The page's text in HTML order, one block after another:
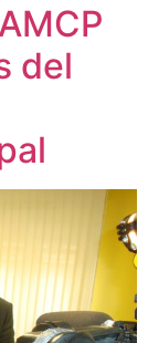
del